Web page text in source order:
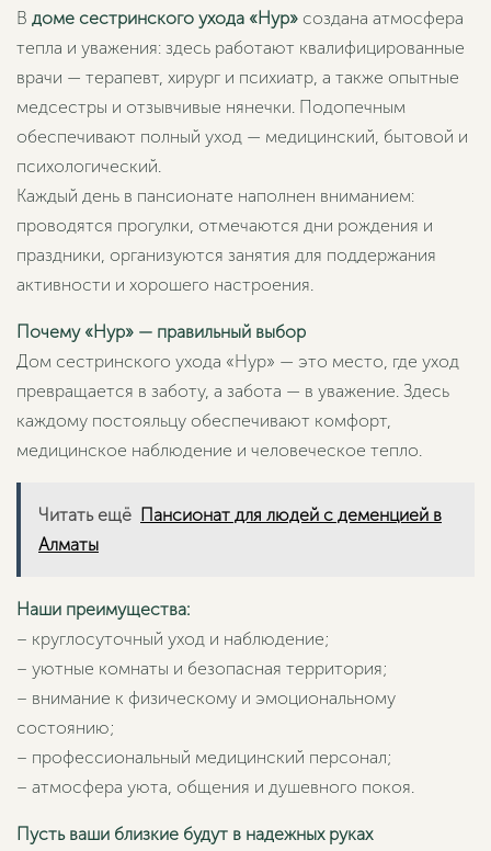
В доме сестринского ухода «Нур» создана атмосфера
тепла и уважения: здесь работают квалифицированные
врачи — терапевт, хирург и психиатр, а также опытные
медсестры и отзывчивые нянечки. Подопечным
обеспечивают полный уход — медицинский, бытовой и
психологический.
Каждый день в пансионате наполнен вниманием:
проводятся прогулки, отмечаются дни рождения и
праздники, организуются занятия для поддержания
активности и хорошего настроения.
Почему «Нур» — правильный выбор
Дом сестринского ухода «Нур» — это место, где уход
превращается в заботу, а забота — в уважение. Здесь
каждому постояльцу обеспечивают комфорт,
медицинское наблюдение и человеческое тепло.
Читать ещё Пансионат для людей с деменцией в
Алматы
Наши преимущества:
– круглосуточный уход и наблюдение;
– уютные комнаты и безопасная территория;
– внимание к физическому и эмоциональному
состоянию;
– профессиональный медицинский персонал;
– атмосфера уюта, общения и душевного покоя.
Пусть ваши близкие будут в надежных руках